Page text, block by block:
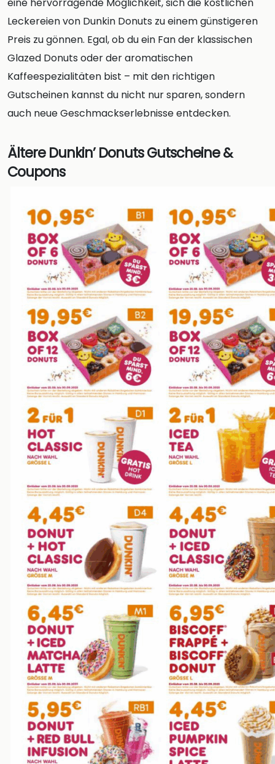
eine hervorragende Möglichkeit, sich die köstlichen
Leckereien von Dunkin Donuts zu einem günstigeren
Preis zu gönnen. Egal, ob du ein Fan der klassischen
Glazed Donuts oder der aromatischen
Kaffeespezialitäten bist – mit den richtigen
Gutscheinen kannst du nicht nur sparen, sondern
auch neue Geschmackserlebnisse entdecken.
Ältere Dunkin’ Donuts Gutscheine &
Coupons